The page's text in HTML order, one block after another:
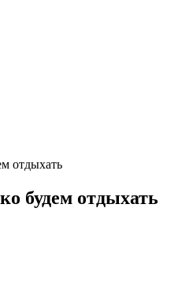
отдыхать
будем отдыхать